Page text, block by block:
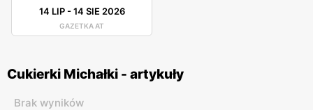
14 LIP-14 SIE 2026
GAZETKA AT
Cukierki Michałki - artykuły
Brak wyników